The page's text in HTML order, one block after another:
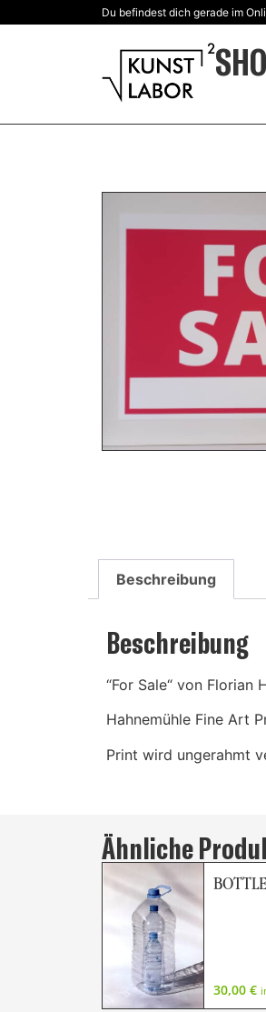
Du befindest dich gerade im
Beschreibung
Beschreibung
“For Sale“ von Florian
Hahnemühle Fine Art
Print wird ungerahmt
Ähnliche
30,00 €